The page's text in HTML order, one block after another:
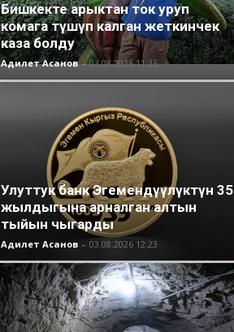
Бишкекте арыктан ток уруп
комага түшүп калган жеткинчек
каза болду
Адилет Асанов - 03.08.2026 11:25
Улуттук банк Эгемендүүлүктүн 35
жылдыгына арналган алтын
тыйын чыгарды
Адилет Асанов - 03.08.2026 12:23